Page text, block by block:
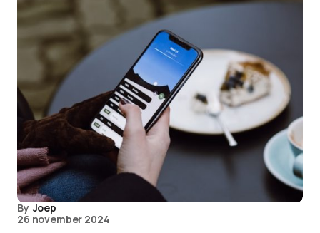
By Joep
26 november 2024